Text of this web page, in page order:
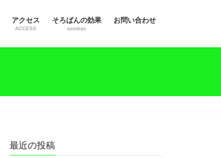
アクセス
ACCESS
そろばんの効果
soroban
お問い合わせ
最近の投稿